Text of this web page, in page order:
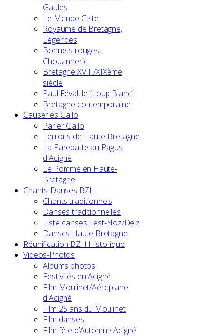
Gaules
Le Monde Celte
Royaume de Bretagne,
Légendes
Bonnets rouges,
Chouannerie
Bretagne XVIII/XIXème
siècle
Paul Féval, le “Loup Blanc”
Bretagne contemporaine
Causeries Gallo
Parler Gallo
Terroirs de Haute-Bretagne
La Parebatte au Pagus
d'Acigné
Le Pommé en Haute-
Bretagne
Chants-Danses BZH
Chants traditionnels
Danses traditionnelles
Liste danses Fest-Noz/Deiz
Danses Haute Bretagne
Réunification BZH Historique
Videos-Photos
Albums photos
Festivités en Acigné
Film Moulinet/Aéroplane
d'Acigné
Film 25 ans du Moulinet
Film danses
Film fête d’Automne Acigné